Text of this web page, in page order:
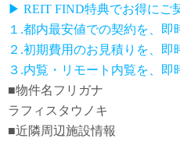
▶ REIT FIND特典でお得にご
１.都内最安値での契約を、即
２.初期費用のお見積りを、即
３.内覧・リモート内覧を、即
■物件名フリガナ
ラフィスタウノキ
■近隣周辺施設情報